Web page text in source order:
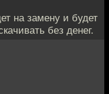
на замену и будет
без денег.